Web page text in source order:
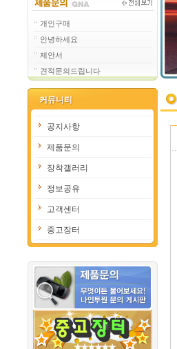
개인구매
안녕하세요
제안서
견적문의드립니다
커뮤니티
커뮤니티
공지사항
제품문의
장착갤러리
정보공유
고객센터
중고장터